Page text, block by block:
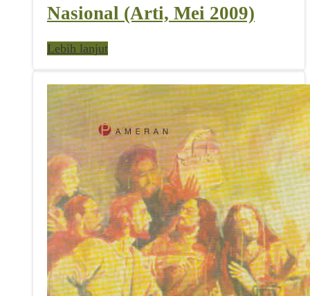
Nasional (Arti, Mei 2009)
Lebih lanjut